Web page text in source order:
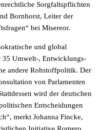
Sorgfaltspflichten
Bornhorst, Leiter der
bei Misereor.
und global
35 Umwelt-, Entwicklungs-
andere Rohstoffpolitik. Der
von Parlamenten
wird der deutschen
Entscheidungen
merkt Johanna Fincke,